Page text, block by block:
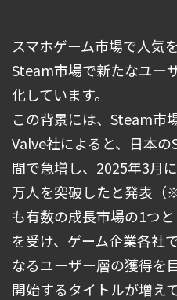
スマホゲーム市場で人気
Steam市場で新たなユー
化しています。
この背景には、Steam市
Valve社によると、日本
間で急増し、2025年3月
万人を突破したと発表（
も有数の成長市場の1つ
を受け、ゲーム企業各社
なるユーザー層の獲得を
開始するタイトルが増え